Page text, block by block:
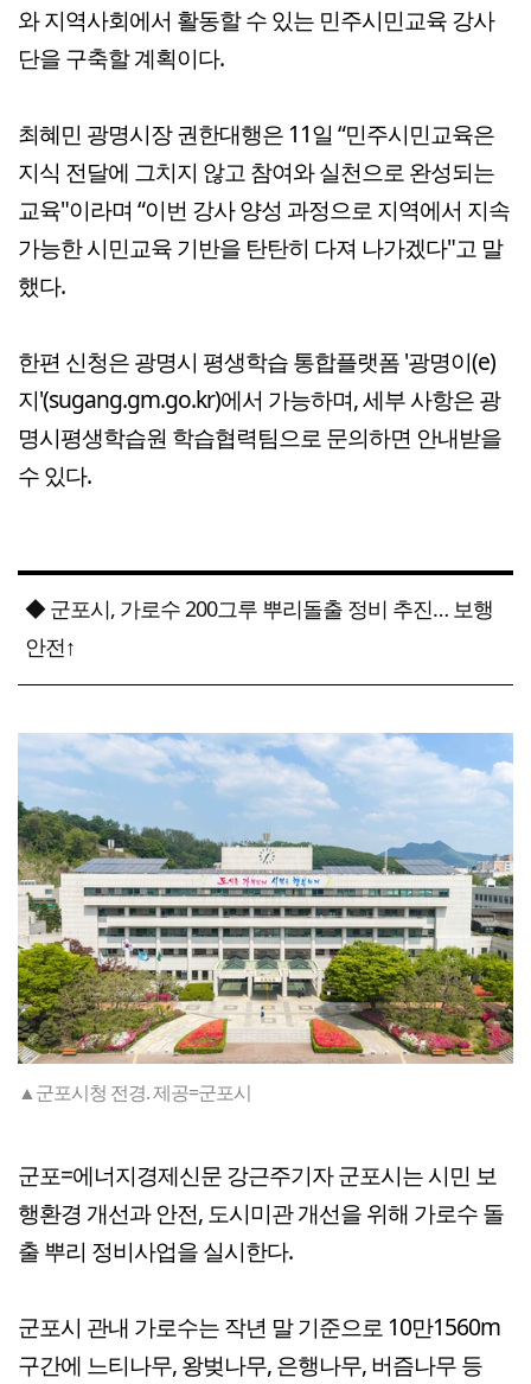
와 지역사회에서 활동할 수 있는 민주시민교육 강사
단을 구축할 계획이다.
최혜민 광명시장 권한대행은 11일 “민주시민교육은
지식 전달에 그치지 않고 참여와 실천으로 완성되는
교육"이라며 “이번 강사 양성 과정으로 지역에서 지속
가능한 시민교육 기반을 탄탄히 다져 나가겠다"고 말
했다.
한편 신청은 광명시 평생학습 통합플랫폼 '광명이(e)
지'(sugang.gm.go.kr)에서 가능하며, 세부 사항은 광
명시평생학습원 학습협력팀으로 문의하면 안내받을
수 있다.
◆ 군포시, 가로수 200그루 뿌리돌출 정비 추진… 보행
안전↑
▲군포시청 전경. 제공=군포시
군포=에너지경제신문 강근주기자 군포시는 시민 보
행환경 개선과 안전, 도시미관 개선을 위해 가로수 돌
출 뿌리 정비사업을 실시한다.
군포시 관내 가로수는 작년 말 기준으로 10만1560m
구간에 느티나무, 왕벚나무, 은행나무, 버즘나무 등